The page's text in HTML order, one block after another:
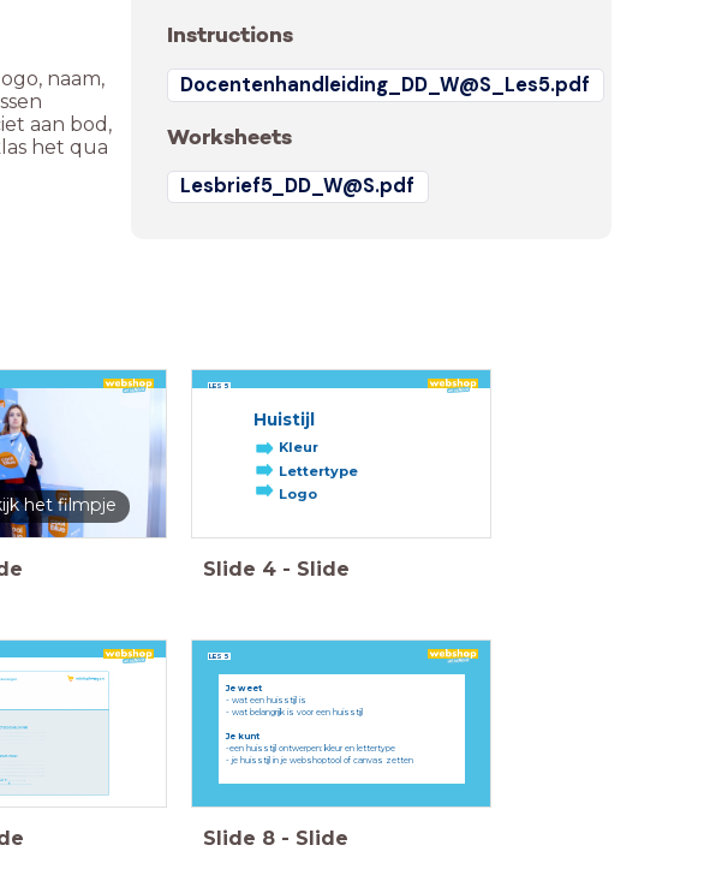
naam,
aan bod,
het qua
Instructions
Docentenhandleiding_DD_W@S_Les5.pdf
Worksheets
Lesbrief5_DD_W@S.pdf
het filmpje
LES 5
Huistijl
Kleur
Lettertype
Logo
Slide 4 - Slide
Je weet
- wat een huisstijl is
- wat belangrijk is voor een huisstijl
Je kunt
-een huisstijl ontwerpen: kleur en lettertype
- je huisstijl in je webshoptool of canvas zetten
LES 5
Slide 8 - Slide